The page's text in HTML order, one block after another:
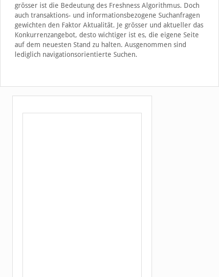
grösser ist die Bedeutung des Freshness Algorithmus. Doch
auch transaktions- und informationsbezogene Suchanfragen
gewichten den Faktor Aktualität. Je grösser und aktueller das
Konkurrenzangebot, desto wichtiger ist es, die eigene Seite
auf dem neuesten Stand zu halten. Ausgenommen sind
lediglich navigationsorientierte Suchen.